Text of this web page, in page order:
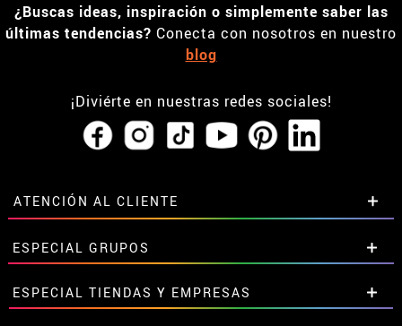
¿Buscas ideas, inspiración o simplemente saber las
últimas tendencias? Conecta con nosotros en nuestro
blog
¡Diviérte en nuestras redes sociales!
ATENCIÓN AL CLIENTE
• Horario tienda IBI
•Descuento estudiantes
• Sobre nosotros
• Condiciones de venta
ESPECIAL GRUPOS
Descuentos especiales para grupos.
Contáctanos aquí
ESPECIAL TIENDAS Y EMPRESAS